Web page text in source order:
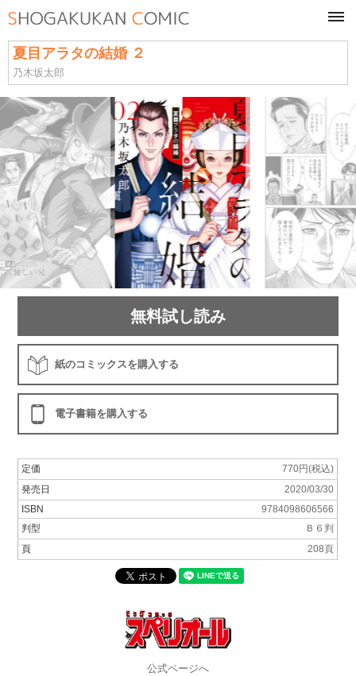
夏目アラタの結婚 ２
乃木坂太郎
無料試し読み
紙のコミックスを購入する
電子書籍を購入する
定価
770円(税込)
発売日
2020/03/30
ISBN
9784098606566
判型
Ｂ６判
頁
208頁
公式ページへ